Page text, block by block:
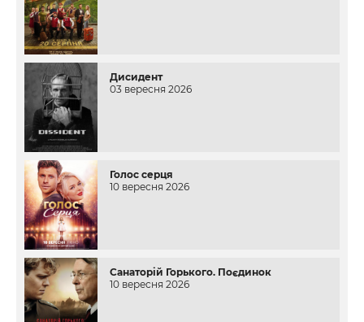
Дисидент
03 вересня 2026
Голос серця
10 вересня 2026
Санаторій Горького. Поєдинок
10 вересня 2026